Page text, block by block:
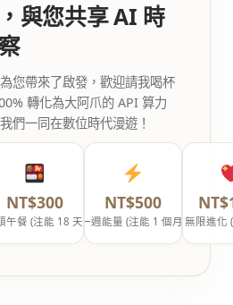
與您共享 AI 時
您帶來了啟發，歡迎請我喝杯
轉化為大阿爪的 API 算力
們一同在數位時代漫遊！
NT$300
午餐 (注能 18 天)
NT$500
一週能量 (注能 1 個月)無限進化